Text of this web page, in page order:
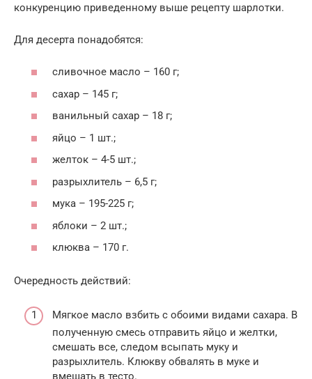
конкуренцию приведенному выше рецепту шарлотки.
Для десерта понадобятся:
сливочное масло – 160 г;
сахар – 145 г;
ванильный сахар – 18 г;
яйцо – 1 шт.;
желток – 4-5 шт.;
разрыхлитель – 6,5 г;
мука – 195-225 г;
яблоки – 2 шт.;
клюква – 170 г.
Очередность действий:
Мягкое масло взбить с обоими видами сахара. В
полученную смесь отправить яйцо и желтки,
смешать все, следом всыпать муку и
разрыхлитель. Клюкву обвалять в муке и
вмешать в тесто.